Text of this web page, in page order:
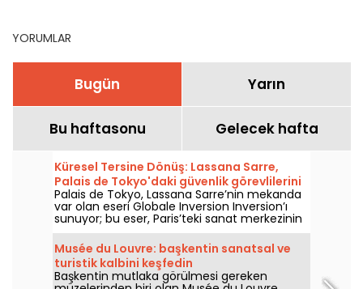
YORUMLAR
Bugün Yarın
Bu haftasonu Gelecek hafta
Küresel Tersine Dönüş: Lassana Sarre,
Palais de Tokyo'daki güvenlik görevlilerini
öne çıkarıyor
Palais de Tokyo, Lassana Sarre’nin mekanda
var olan eseri Globale Inversion Inversion’ı
sunuyor; bu eser, Paris’teki sanat merkezinin
güvenlik ekiplerine adanmıştır ve 5 Haziran
2026’dan bu yana ziyaretçilerle buluşuyor.
Ressam, bakışı her gün ziyaretçileri
karşılayan, güvenliği sağlayan ve onlara eşlik
eden bu kişilere kaydırıyor.
Musée du Louvre: başkentin sanatsal ve
turistik kalbini keşfedin
Başkentin mutlaka görülmesi gereken